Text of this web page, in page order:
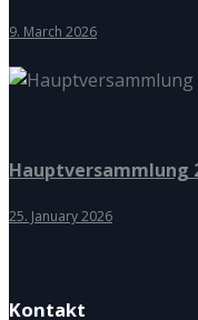
9. March 2026
Hauptversammlung
25. January 2026
Kontakt